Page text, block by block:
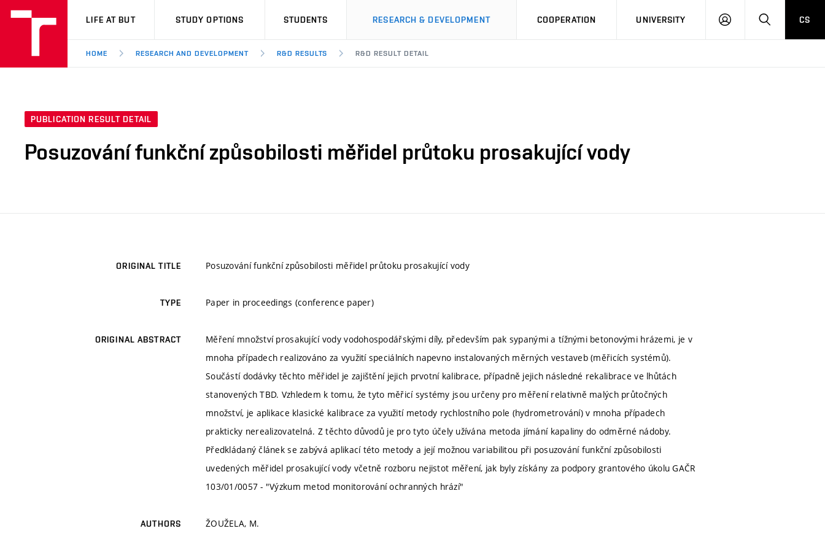
VUT
LIFE AT BUT STUDY OPTIONS STUDENTS RESEARCH & DEVELOPMENT COOPERATION UNIVERSITY
LOG
SEARCHCS
HOME RESEARCH AND DEVELOPMENT R&D RESULTS R&D RESULT DETAIL
PUBLICATION RESULT DETAIL
Posuzování funkční způsobilosti měřidel průtoku prosakující vody
ORIGINAL TITLE Posuzování funkční způsobilosti měřidel průtoku prosakující vody
TYPE Paper in proceedings (conference paper)
ORIGINAL ABSTRACT
Měření množství prosakující vody vodohospodářskými díly, především pak sypanými a tížnými betonovými hrázemi, je v
mnoha případech realizováno za využití speciálních napevno instalovaných měrných vestaveb (měřicích systémů).
Součástí dodávky těchto měřidel je zajištění jejich prvotní kalibrace, případně jejich následné rekalibrace ve lhůtách
stanovených TBD. Vzhledem k tomu, že tyto měřicí systémy jsou určeny pro měření relativně malých průtočných
množství, je aplikace klasické kalibrace za využití metody rychlostního pole (hydrometrování) v mnoha případech
prakticky nerealizovatelná. Z těchto důvodů je pro tyto účely užívána metoda jímání kapaliny do odměrné nádoby.
Předkládaný článek se zabývá aplikací této metody a její možnou variabilitou při posuzování funkční způsobilosti
uvedených měřidel prosakující vody včetně rozboru nejistot měření, jak byly získány za podpory grantového úkolu GAČR
103/01/0057 - "Výzkum metod monitorování ochranných hrází"
AUTHORS ŽOUŽELA, M.